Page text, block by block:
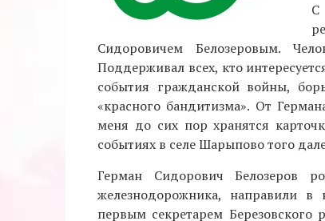
С
Сидоровичем Белозеровым.
Поддерживал всех, кто
события гражданской войны,
«красного бандитизма». От
меня до сих пор хранятся
событиях в селе Шарыпово того
Герман Сидорович Белозеров
железнодорожника, направили в
первым секретарем Березовского